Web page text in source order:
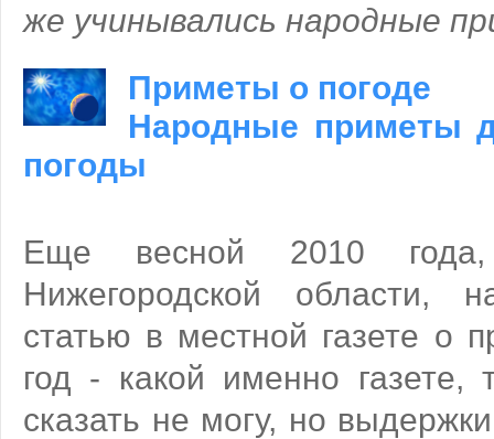
же учинывались народные
Приметы о погоде
Народные приметы
погоды
Еще весной 2010
Нижегородской области,
статью в местной газете о
год - какой именно газете,
сказать не могу, но